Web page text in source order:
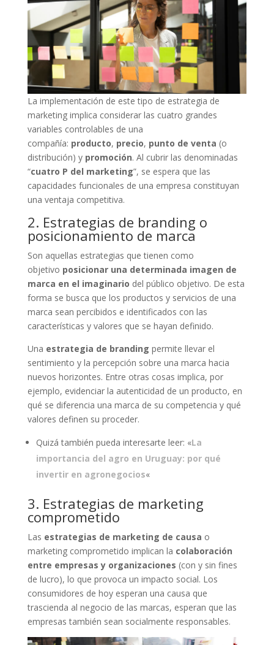
La implementación de este tipo de estrategia de
marketing implica considerar las cuatro grandes
variables controlables de una
compañía: producto, precio, punto de venta (o
distribución) y promoción. Al cubrir las denominadas
“cuatro P del marketing”, se espera que las
capacidades funcionales de una empresa constituyan
una ventaja competitiva.
2. Estrategias de branding o
posicionamiento de marca
Son aquellas estrategias que tienen como
objetivo posicionar una determinada imagen de
marca en el imaginario del público objetivo. De esta
forma se busca que los productos y servicios de una
marca sean percibidos e identificados con las
características y valores que se hayan definido.
Una estrategia de branding permite llevar el
sentimiento y la percepción sobre una marca hacia
nuevos horizontes. Entre otras cosas implica, por
ejemplo, evidenciar la autenticidad de un producto, en
qué se diferencia una marca de su competencia y qué
valores definen su proceder.
Quizá también pueda interesarte leer: «La
importancia del agro en Uruguay: por qué
invertir en agronegocios«
3. Estrategias de marketing
comprometido
Las estrategias de marketing de causa o
marketing comprometido implican la colaboración
entre empresas y organizaciones (con y sin fines
de lucro), lo que provoca un impacto social. Los
consumidores de hoy esperan una causa que
trascienda al negocio de las marcas, esperan que las
empresas también sean socialmente responsables.